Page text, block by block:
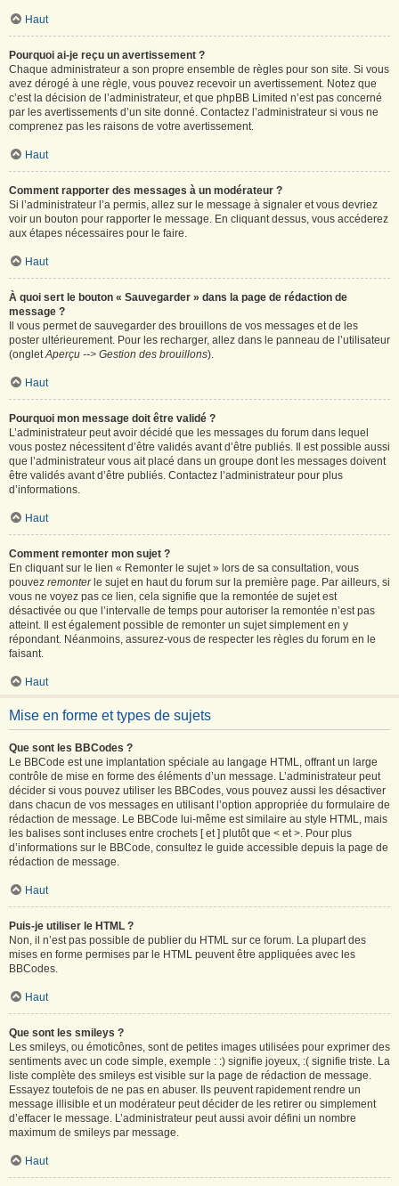
Haut
Pourquoi ai-je reçu un avertissement ?
Chaque administrateur a son propre ensemble de règles pour son site. Si vous
avez dérogé à une règle, vous pouvez recevoir un avertissement. Notez que
c’est la décision de l’administrateur, et que phpBB Limited n’est pas concerné
par les avertissements d’un site donné. Contactez l’administrateur si vous ne
comprenez pas les raisons de votre avertissement.
Haut
Comment rapporter des messages à un modérateur ?
Si l’administrateur l’a permis, allez sur le message à signaler et vous devriez
voir un bouton pour rapporter le message. En cliquant dessus, vous accéderez
aux étapes nécessaires pour le faire.
Haut
À quoi sert le bouton « Sauvegarder » dans la page de rédaction de
message ?
Il vous permet de sauvegarder des brouillons de vos messages et de les
poster ultérieurement. Pour les recharger, allez dans le panneau de l’utilisateur
(ongletAperçu --> Gestion des brouillons).
Haut
Pourquoi mon message doit être validé ?
L’administrateur peut avoir décidé que les messages du forum dans lequel
vous postez nécessitent d’être validés avant d’être publiés. Il est possible aussi
que l’administrateur vous ait placé dans un groupe dont les messages doivent
être validés avant d’être publiés. Contactez l’administrateur pour plus
d’informations.
Haut
Comment remonter mon sujet ?
En cliquant sur le lien « Remonter le sujet » lors de sa consultation, vous
pouvez remonterle sujet en haut du forum sur la première page. Par ailleurs, si
vous ne voyez pas ce lien, cela signifie que la remontée de sujet est
désactivée ou que l’intervalle de temps pour autoriser la remontée n’est pas
atteint. Il est également possible de remonter un sujet simplement en y
répondant. Néanmoins, assurez-vous de respecter les règles du forum en le
faisant.
Haut
Mise en forme et types de sujets
Que sont les BBCodes ?
Le BBCode est une implantation spéciale au langage HTML, offrant un large
contrôle de mise en forme des éléments d’un message. L’administrateur peut
décider si vous pouvez utiliser les BBCodes, vous pouvez aussi les désactiver
dans chacun de vos messages en utilisant l’option appropriée du formulaire de
rédaction de message. Le BBCode lui-même est similaire au style HTML, mais
les balises sont incluses entre crochets [ et ] plutôt que < et >. Pour plus
d’informations sur le BBCode, consultez le guide accessible depuis la page de
rédaction de message.
Haut
Puis-je utiliser le HTML ?
Non, il n’est pas possible de publier du HTML sur ce forum. La plupart des
mises en forme permises par le HTML peuvent être appliquées avec les
BBCodes.
Haut
Que sont les smileys ?
Les smileys, ou émoticônes, sont de petites images utilisées pour exprimer des
sentiments avec un code simple, exemple : :) signifie joyeux, :( signifie triste. La
liste complète des smileys est visible sur la page de rédaction de message.
Essayez toutefois de ne pas en abuser. Ils peuvent rapidement rendre un
message illisible et un modérateur peut décider de les retirer ou simplement
d’effacer le message. L’administrateur peut aussi avoir défini un nombre
maximum de smileys par message.
Haut